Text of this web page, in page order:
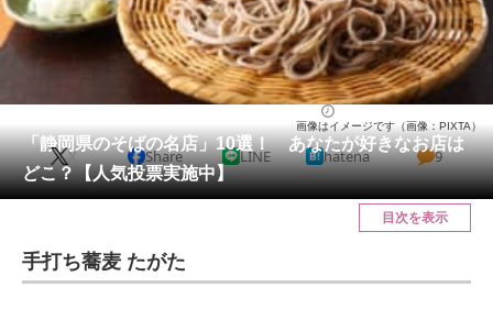
グルメ 地域
教育・育児
リサーチ
会員記事
メディア
ITの今と未来を見通す
「静岡県のそばの名店」10選！ あなたが好きなお店は
どこ？【人気投票実施中】
画像はイメージです（画像：PIXTA）
X Share LINE hatena 9
目次を表示
手打ち蕎麦 たがた